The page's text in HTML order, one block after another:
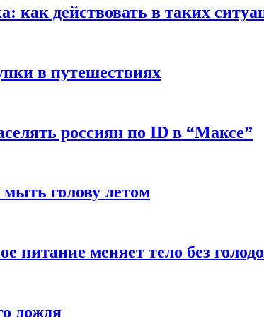
как действовать в таких
в путешествиях
россиян по ID в “Максе”
голову летом
питание меняет тело без
дождя